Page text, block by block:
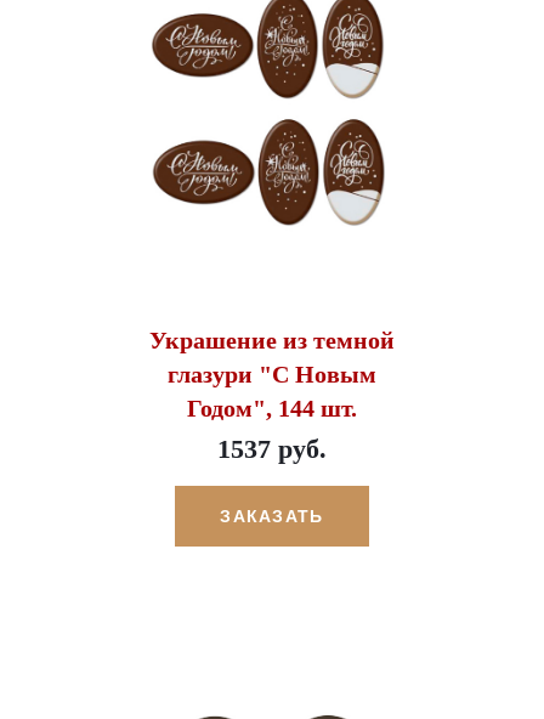
Украшение из темной
глазури "С Новым
Годом", 144 шт.
1537 руб.
ЗАКАЗАТЬ